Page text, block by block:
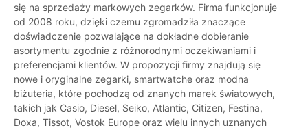
się na sprzedaży markowych zegarków. Firma funkcjonuje
od 2008 roku, dzięki czemu zgromadziła znaczące
doświadczenie pozwalające na dokładne dobieranie
asortymentu zgodnie z różnorodnymi oczekiwaniami i
preferencjami klientów. W propozycji firmy znajdują się
nowe i oryginalne zegarki, smartwatche oraz modna
biżuteria, które pochodzą od znanych marek światowych,
takich jak Casio, Diesel, Seiko, Atlantic, Citizen, Festina,
Doxa, Tissot, Vostok Europe oraz wielu innych uznanych